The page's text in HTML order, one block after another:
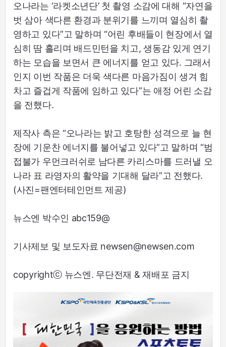
오나라는 ‘라켓소년단’ 첫 촬영 소감에 대해 “자연을
벗 삼아 색다른 환경과 분위기를 느끼며 열심히 촬
영하고 있다”고 말하며 “어린 후배들이 현장에서 열
심히 땀 흘리며 배드민턴을 치고, 생동감 있게 연기
하는 모습을 보면서 큰 에너지를 얻고 있다. 그래서
인지 이번 작품은 더욱 색다른 마음가짐이 생겨 힘
차고 즐겁게 작품에 임하고 있다”는 애정 어린 소감
을 전했다.
제작사 측은 “오나라는 밝고 호탕한 성격으로 늘 현
장에 기운찬 에너지를 불어넣고 있다”고 말하며 “범
접불가 우먼크러쉬로 남다른 카리스마를 드러낼 오
나라 표 라영자의 활약을 기대해 달라”고 전했다.
(사진=팬엔터테인먼트 제공)
뉴스엔 박수인 abc159@
기사제보 및 보도자료 newsen@newsen.com
copyrightⓒ 뉴스엔. 무단전재 & 재배포 금지